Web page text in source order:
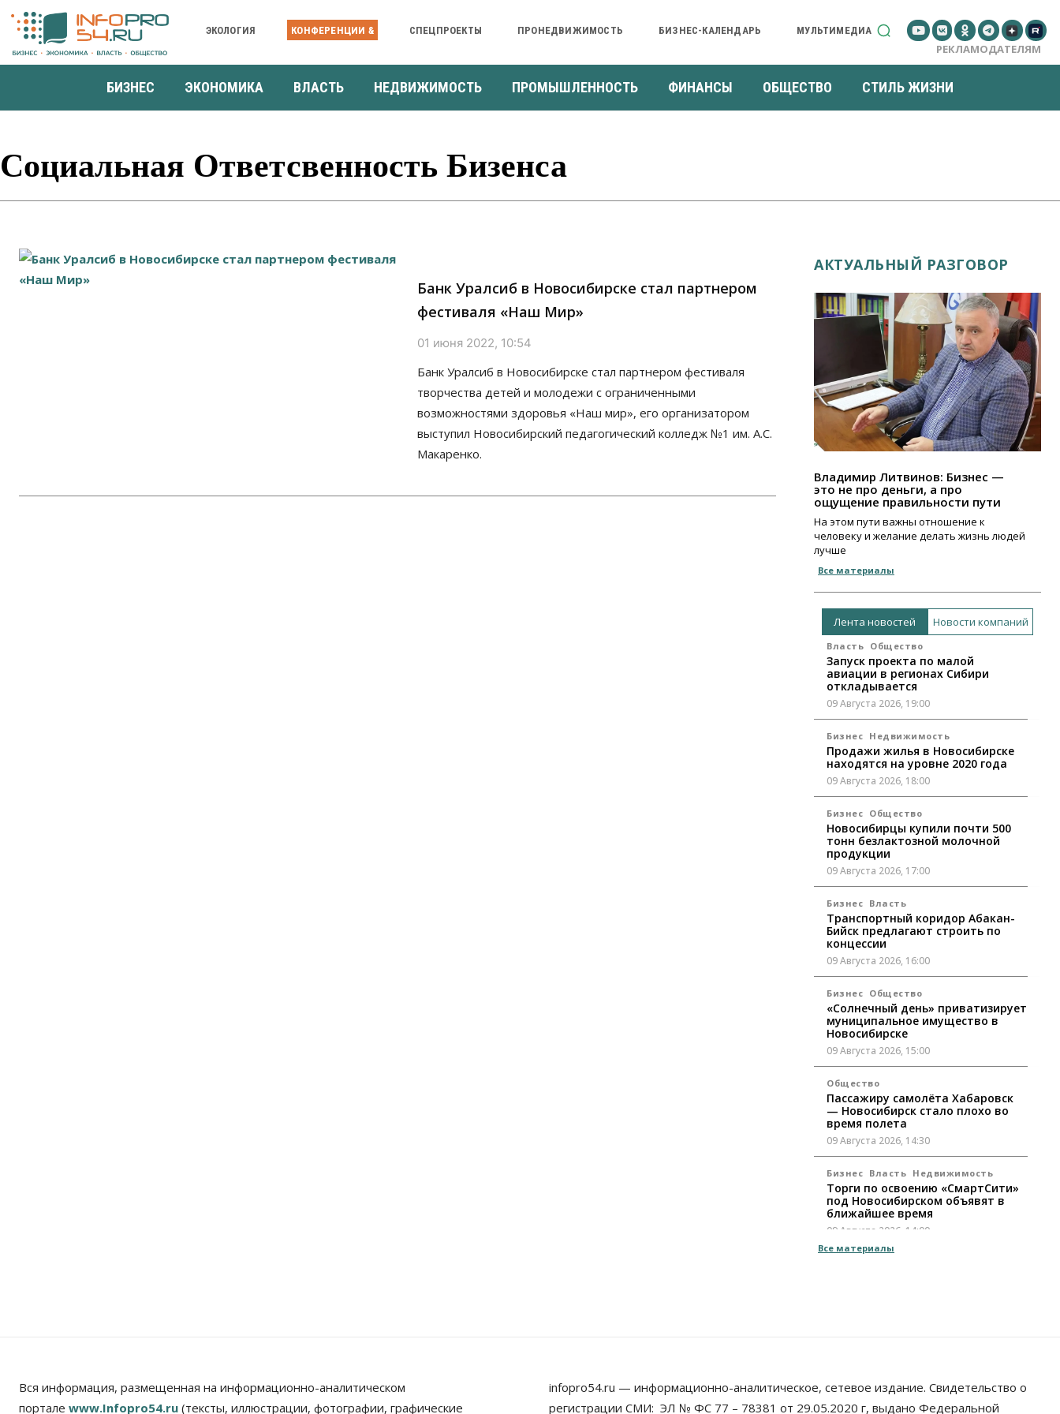
ЭКОЛОГИЯ КОНФЕРЕНЦИИ & СПЕЦПРОЕКТЫ ПРОНЕДВИЖИМОСТЬ БИЗНЕС-КАЛЕНДАРЬ МУЛЬТИМЕДИА
РЕКЛАМОДАТЕЛЯМ
БИЗНЕС ЭКОНОМИКА ВЛАСТЬ НЕДВИЖИМОСТЬ ПРОМЫШЛЕННОСТЬ ФИНАНСЫ ОБЩЕСТВО СТИЛЬ ЖИЗНИ
Социальная Ответсвенность Бизенса
Банк Уралсиб в Новосибирске стал партнером
фестиваля «Наш Мир»
01 июня 2022, 10:54
Банк Уралсиб в Новосибирске стал партнером фестиваля
творчества детей и молодежи с ограниченными
возможностями здоровья «Наш мир», его организатором
выступил Новосибирский педагогический колледж №1 им. А.С.
Макаренко.
АКТУАЛЬНЫЙ РАЗГОВОР
Владимир Литвинов: Бизнес —
это не про деньги, а про
ощущение правильности пути
На этом пути важны отношение к
человеку и желание делать жизнь людей
лучше
Все материалы
Лента новостей Новости компаний
Власть Общество
Запуск проекта по малой
авиации в регионах Сибири
откладывается
09 Августа 2026, 19:00
Бизнес Недвижимость
Продажи жилья в Новосибирске
находятся на уровне 2020 года
09 Августа 2026, 18:00
Бизнес Общество
Новосибирцы купили почти 500
тонн безлактозной молочной
продукции
09 Августа 2026, 17:00
Бизнес Власть
Транспортный коридор Абакан-
Бийск предлагают строить по
концессии
09 Августа 2026, 16:00
Бизнес Общество
«Солнечный день» приватизирует
муниципальное имущество в
Новосибирске
09 Августа 2026, 15:00
Общество
Пассажиру самолёта Хабаровск
— Новосибирск стало плохо во
время полета
09 Августа 2026, 14:30
Бизнес Власть Недвижимость
Торги по освоению «СмартСити»
под Новосибирском объявят в
ближайшее время
09 Августа 2026, 14:00
электрички» появится в
Новосибирске
09 Августа 2026, 12:00
Все материалы
Вся информация, размещенная на информационно-аналитическом
портале www.Infopro54.ru (тексты, иллюстрации, фотографии, графические
infopro54.ru — информационно-аналитическое, сетевое издание. Свидетельство о
регистрации СМИ: ЭЛ № ФС 77 – 78381 от 29.05.2020 г, выдано Федеральной